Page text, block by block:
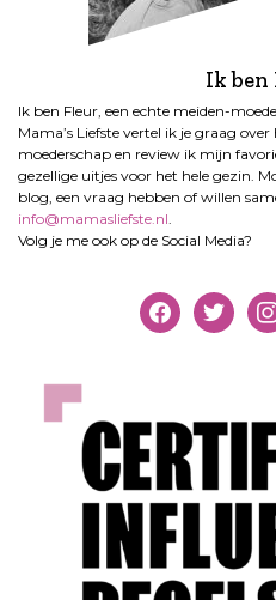
Ik ben
Ik ben Fleur, een echte meiden-
Mama’s Liefste vertel ik je graag
moederschap en review ik mijn
gezellige uitjes voor het hele gezin.
blog, een vraag hebben of willen
info@mamasliefste.nl
Volg je me ook op de Social Media?
facebooktwitter